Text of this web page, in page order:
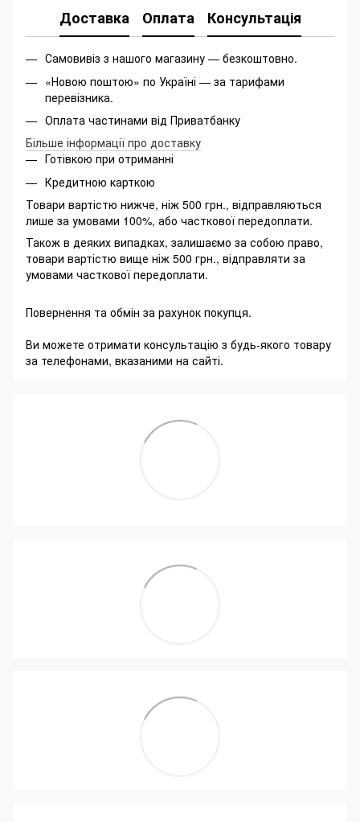
Доставка Оплата Консультація
Самовивіз з нашого магазину — безкоштовно.
«Новою поштою» по Україні — за тарифами
перевізника.
Оплата частинами від Приватбанку
Більше інформації про доставку
Готівкою при отриманні
Кредитною карткою
Товари вартістю нижче, ніж 500 грн., відправляються
лише за умовами 100%, або часткової передоплати.
Також в деяких випадках, залишаємо за собою право,
товари вартістю вище ніж 500 грн., відправляти за
умовами часткової передоплати.
Повернення та обмін за рахунок покупця.
Ви можете отримати консультацію з будь-якого товару
за телефонами, вказаними на сайті.